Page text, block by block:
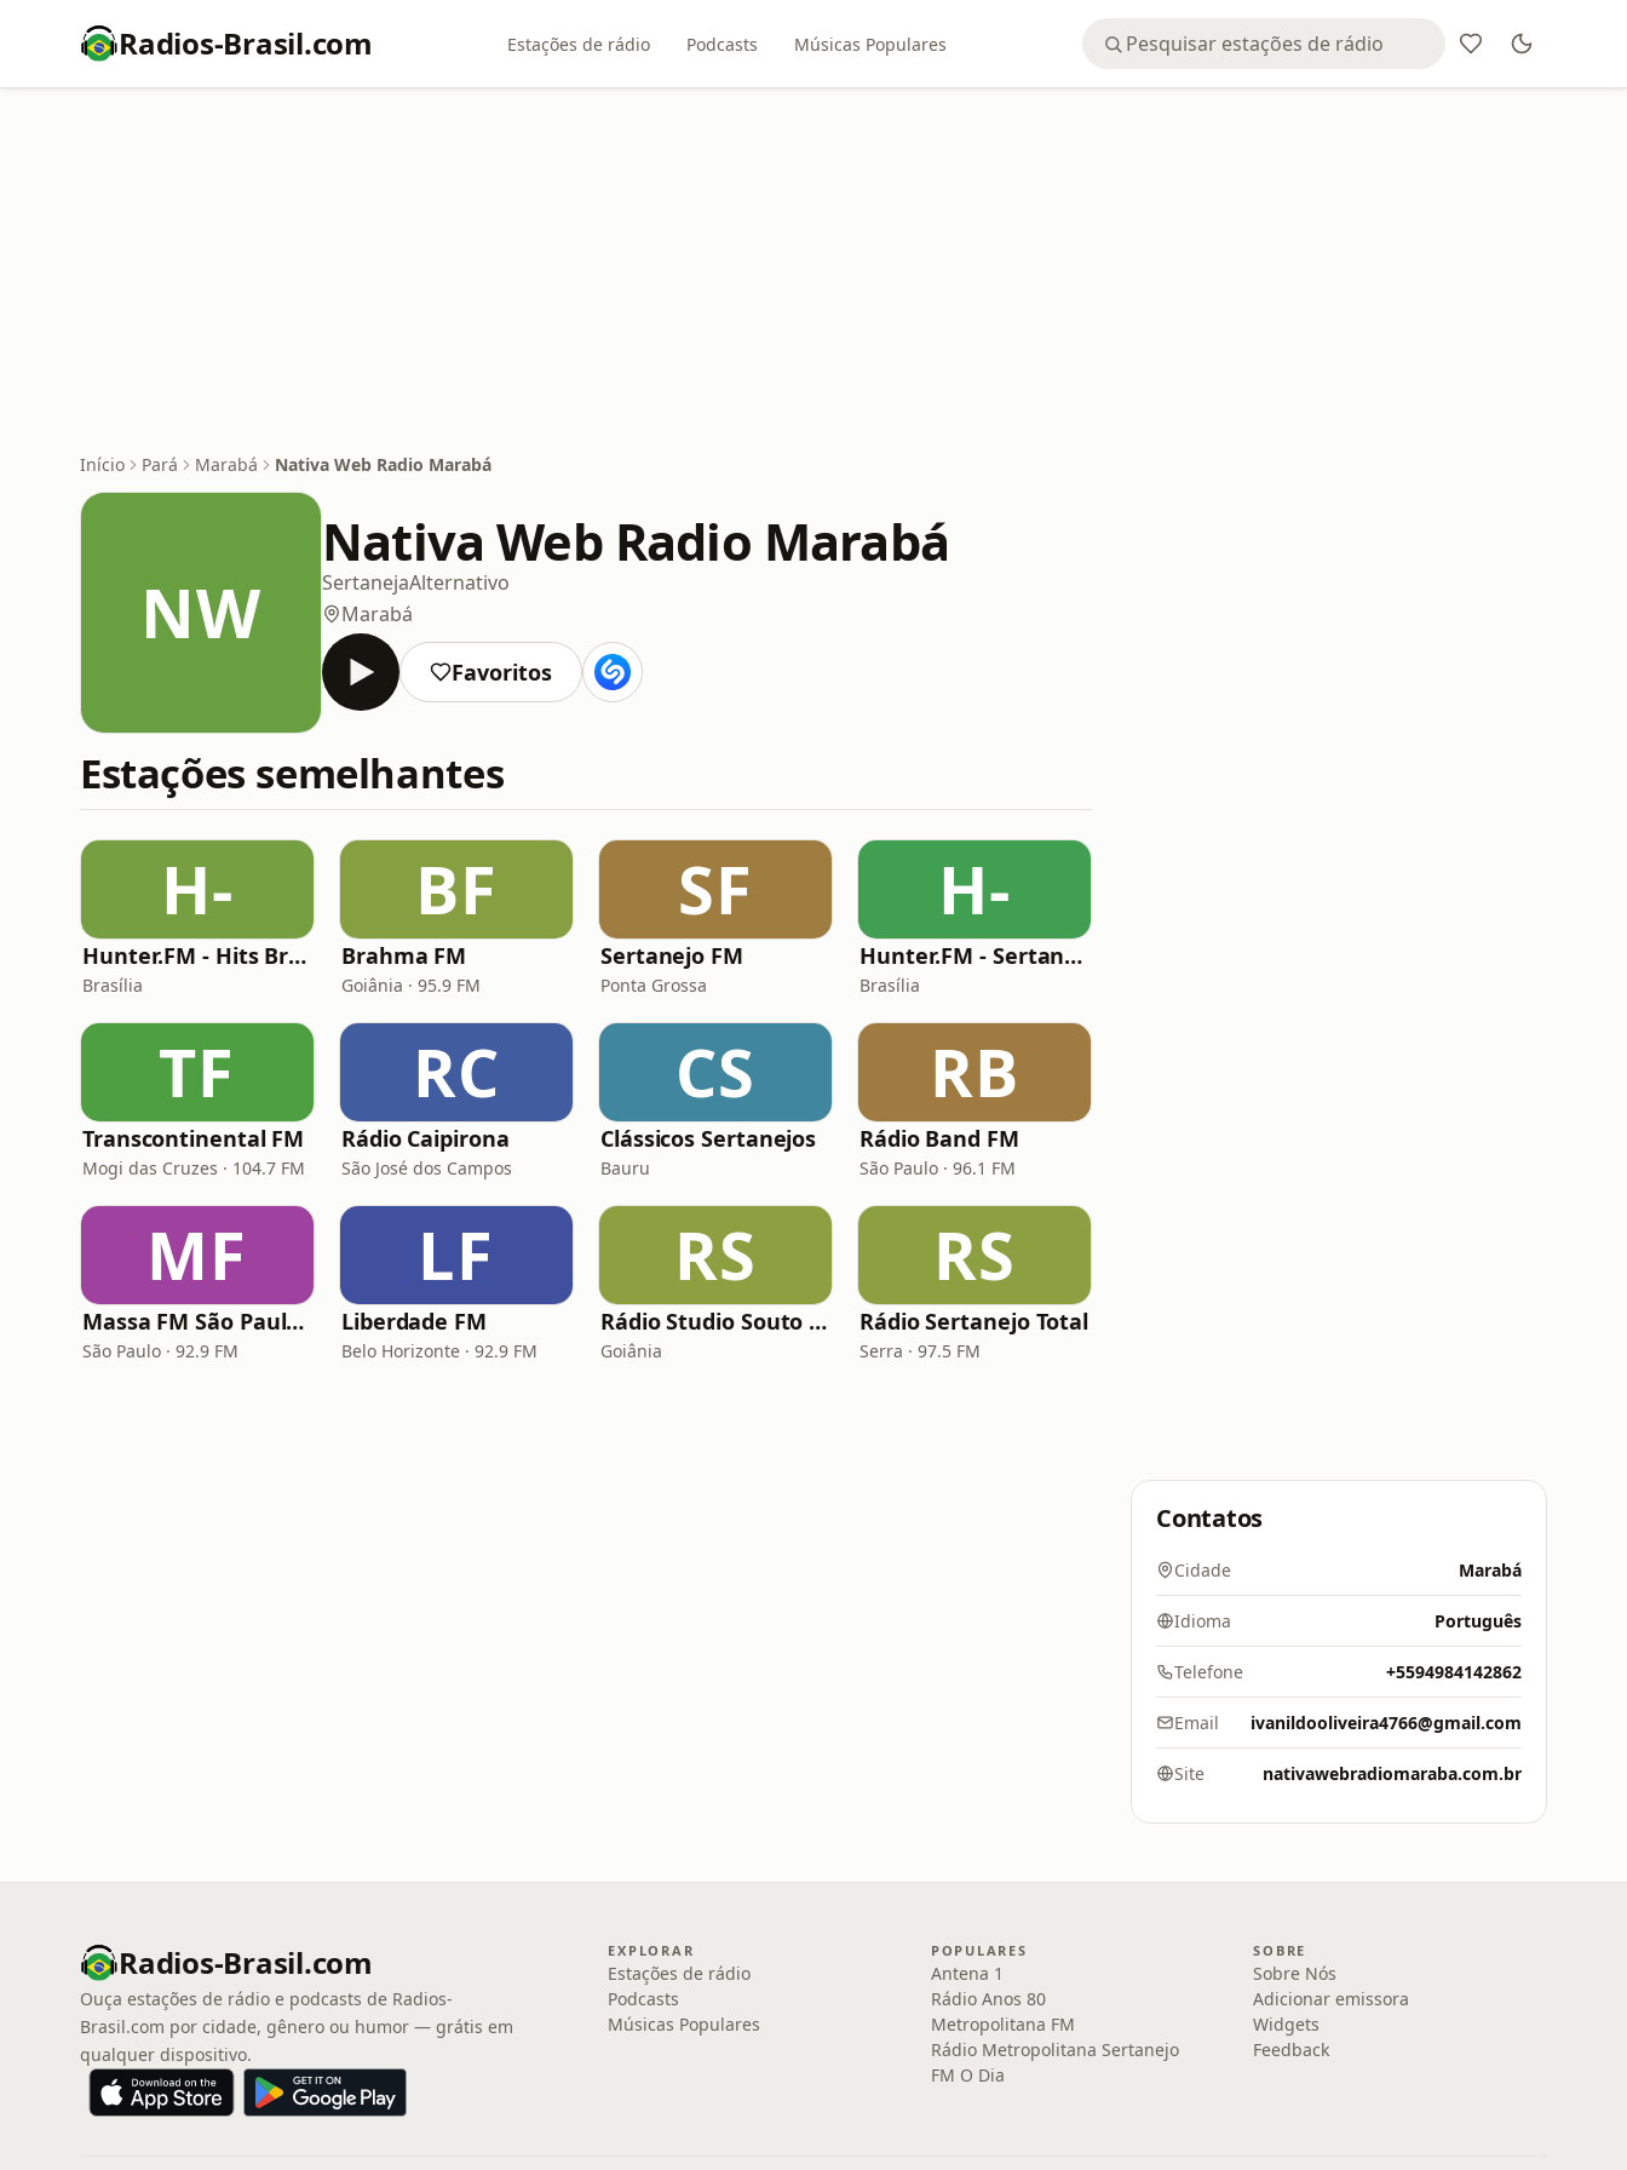
Radios-Brasil.com Estações de rádio Podcasts Músicas Populares
Início Pará Marabá Nativa Web Radio Marabá
NW
Nativa Web Radio Marabá
SertanejaAlternativo
Marabá
Favoritos
Estações semelhantes
H-
Hunter.FM - Hits Brasil
Brasília
BF
Brahma FM
Goiânia · 95.9 FM
SF
Sertanejo FM
Ponta Grossa
H-
Hunter.FM - Sertanejo
Brasília
TF
Transcontinental FM
Mogi das Cruzes · 104.7 FM
RC
Rádio Caipirona
São José dos Campos
CS
Clássicos Sertanejos
Bauru
RB
Rádio Band FM
São Paulo · 96.1 FM
MF
Massa FM São Paulo 92.9
São Paulo · 92.9 FM
LF
Liberdade FM
Belo Horizonte · 92.9 FM
RS
Rádio Studio Souto - Sertaneja
Goiânia
RS
Rádio Sertanejo Total
Serra · 97.5 FM
Contatos
Cidade Marabá
Idioma Português
Telefone +5594984142862
Email ivanildooliveira4766@gmail.com
Site nativawebradiomaraba.com.br
Radios-Brasil.com
Ouça estações de rádio e podcasts de Radios-
Brasil.com por cidade, gênero ou humor — grátis em
qualquer dispositivo.
EXPLORAR
Estações de rádio
Podcasts
Músicas Populares
POPULARES
Antena 1
Rádio Anos 80
Metropolitana FM
Rádio Metropolitana Sertanejo
FM O Dia
SOBRE
Sobre Nós
Adicionar emissora
Widgets
Feedback